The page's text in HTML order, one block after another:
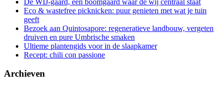
Eco & wastefree picknicken: puur genieten met wat je tuin
geeft
Bezoek aan Quintosapore: regeneratieve landbouw, vergeten
druiven en pure Umbrische smaken
Ultieme plantengids voor in de slaapkamer
Recept: chili con passione
Archieven